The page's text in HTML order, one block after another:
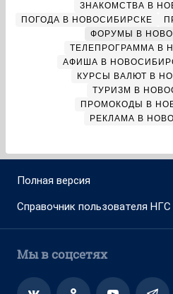
ЗНАКОМСТВА В
ПОГОДА В НОВОСИБИРСКЕ
ФОРУМЫ В
ТЕЛЕПРОГРАММА В
АФИША В
КУРСЫ ВАЛЮТ В
ТУРИЗМ В
ПРОМОКОДЫ В
РЕКЛАМА В
Полная версия
Справочник пользователя НГС
Мы в соцсетях